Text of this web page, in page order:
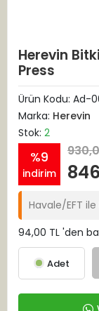
Herevin
Press
Ürün Kodu: Ad-
Marka: Herevin
Stok: 2
%9
indirim
Havale/EFT ile
94,00 TL 'den
Adet